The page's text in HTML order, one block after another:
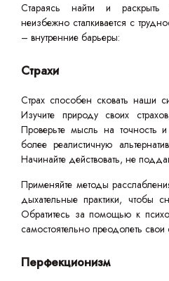
Стараясь найти и раскрыть
неизбежно сталкивается с
– внутренние барьеры:
Страхи
Страх способен сковать наши
Изучите природу своих
Проверьте мысль на точность
более реалистичную
Начинайте действовать, не
Применяйте методы
дыхательные практики, чтобы
Обратитесь за помощью к
самостоятельно преодолеть свои
Перфекционизм